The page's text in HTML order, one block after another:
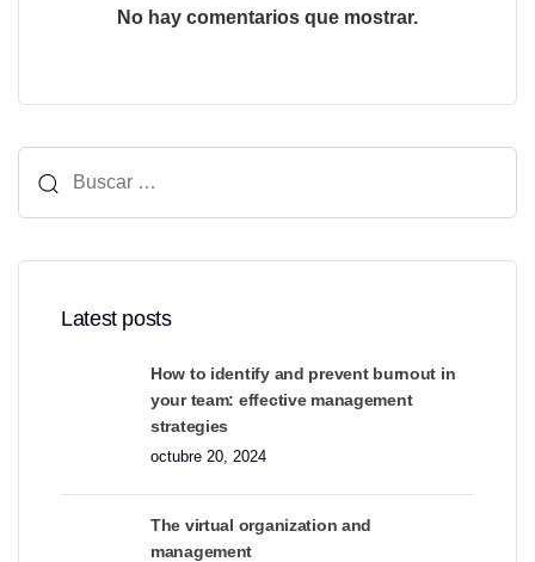
No hay comentarios que mostrar.
Buscar:
Latest posts
How to identify and prevent burnout in
your team: effective management
strategies
octubre 20, 2024
The virtual organization and
management